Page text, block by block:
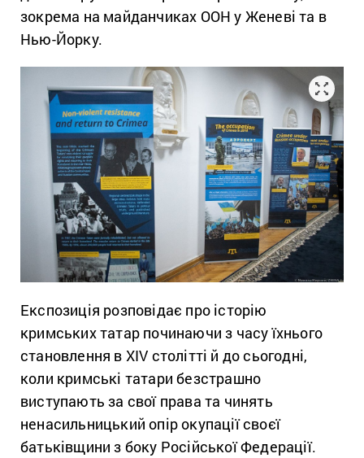
зокрема на майданчиках ООН у Женеві та в
Нью-Йорку.
Експозиція розповідає про історію
кримських татар починаючи з часу їхнього
становлення в XIV столітті й до сьогодні,
коли кримські татари безстрашно
виступають за свої права та чинять
ненасильницький опір окупації своєї
батьківщини з боку Російської Федерації.